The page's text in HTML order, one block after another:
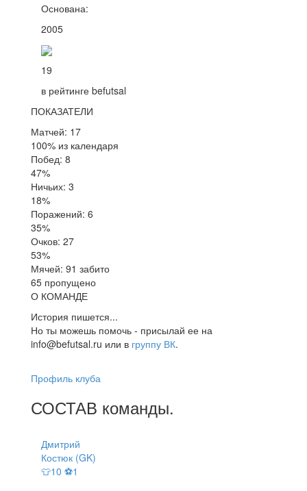
Основана:
2005
19
в рейтинге befutsal
ПОКАЗАТЕЛИ
Матчей: 17
100% из календаря
Побед: 8
47%
Ничьих: 3
18%
Поражений: 6
35%
Очков: 27
53%
Мячей: 91 забито
65 пропущено
О КОМАНДЕ
История пишется...
Но ты можешь помочь - присылай ее на
info@befutsal.ru или в группу ВК.
Профиль клуба
СОСТАВ команды.
Дмитрий
Костюк (GK)
👕10 ⚽1